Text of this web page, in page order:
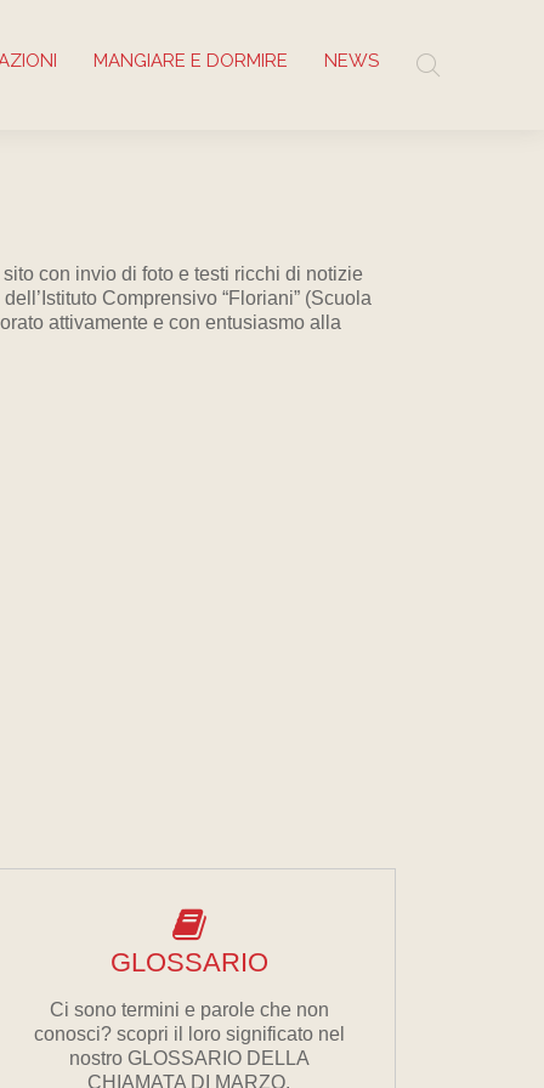
MANGIARE E DORMIRE NEWS
con invio di foto e testi ricchi di notizie
Comprensivo “Floriani” (Scuola
attivamente e con entusiasmo alla
GLOSSARIO
Ci sono termini e parole che non
conosci? scopri il loro significato nel
nostro GLOSSARIO DELLA
CHIAMATA DI MARZO.